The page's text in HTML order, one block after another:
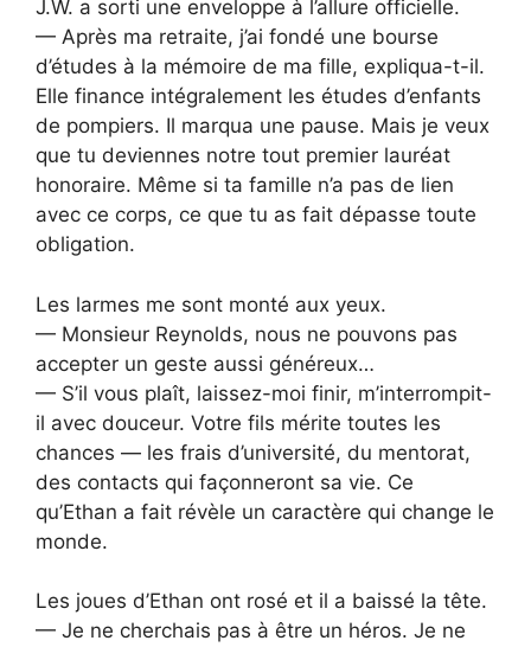
J.W. a sorti une enveloppe à l’allure officielle.
— Après ma retraite, j’ai fondé une bourse
d’études à la mémoire de ma fille, expliqua-t-il.
Elle finance intégralement les études d’enfants
de pompiers. Il marqua une pause. Mais je veux
que tu deviennes notre tout premier lauréat
honoraire. Même si ta famille n’a pas de lien
avec ce corps, ce que tu as fait dépasse toute
obligation.
Les larmes me sont monté aux yeux.
— Monsieur Reynolds, nous ne pouvons pas
accepter un geste aussi généreux…
— S’il vous plaît, laissez-moi finir, m’interrompit-
il avec douceur. Votre fils mérite toutes les
chances — les frais d’université, du mentorat,
des contacts qui façonneront sa vie. Ce
qu’Ethan a fait révèle un caractère qui change le
monde.
Les joues d’Ethan ont rosé et il a baissé la tête.
— Je ne cherchais pas à être un héros. Je ne